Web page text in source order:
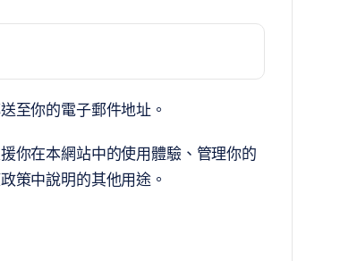
至你的電子郵件地址。
你在本網站中的使用體驗、管理你的
策中說明的其他用途。